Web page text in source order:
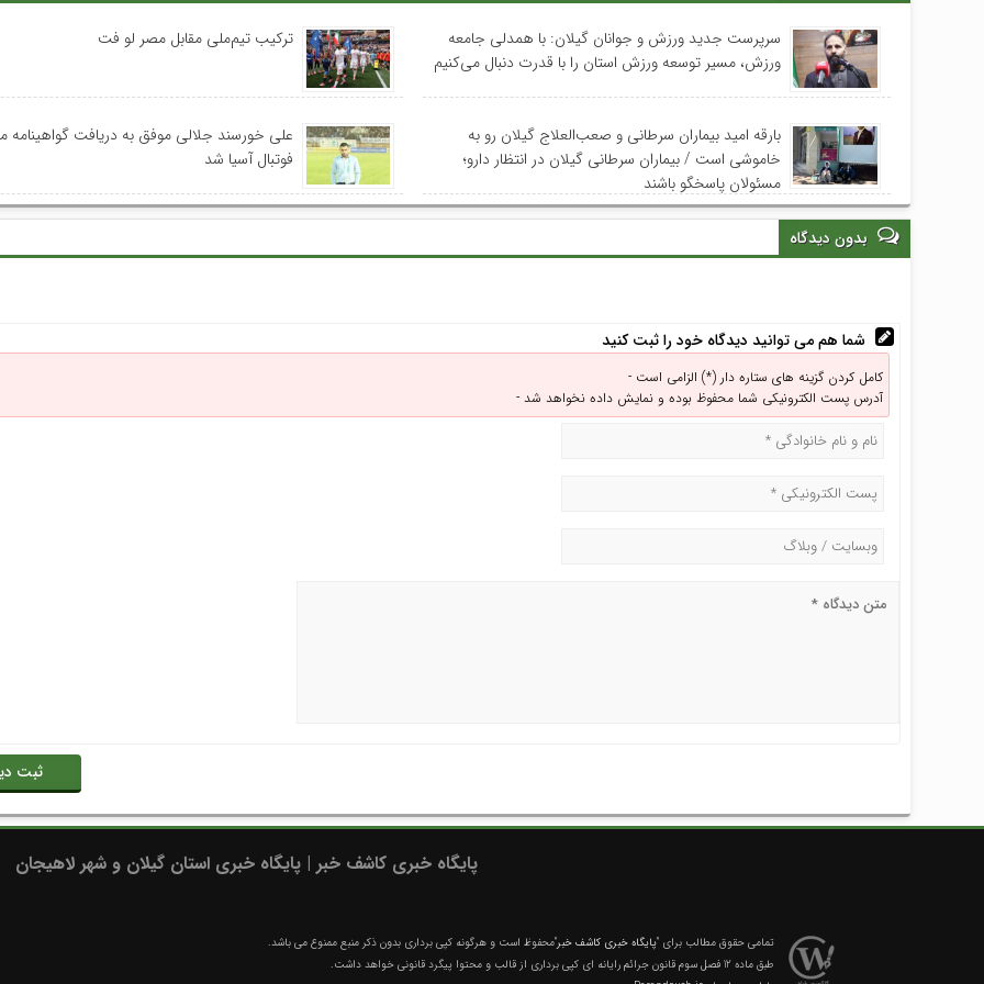
سرپرست جدید ورزش و جوانان گیلان: با همدلی جامعه
ورزش، مسیر توسعه ورزش استان را با قدرت دنبال می‌کنیم
ترکیب تیم‌ملی مقابل مصر لو فت
بارقه امید بیماران سرطانی و صعب‌العلاج گیلان رو به
خاموشی است / بیماران سرطانی گیلان در انتظار دارو؛
مسئولان پاسخگو باشند
علی خورسند جلالی موفق به دریافت گواهینامه
فوتبال آسیا شد
بدون دیدگاه
شما هم می توانید دیدگاه خود را ثبت کنید
کامل کردن گزینه های ستاره دار (*) الزامی است -
آدرس پست الکترونیکی شما محفوظ بوده و نمایش داده نخواهد شد -
پایگاه خبری کاشف خبر | پایگاه خبری استان گیلان و شهر لاهیجان
تمامی حقوق مطالب برای "پایگاه خبری کاشف خبر"محفوظ است و هرگونه کپی برداری بدون ذکر منبع ممنوع می باشد.
طبق ماده 12 فصل سوم قانون جرائم رایانه ای کپی برداری از قالب و محتوا پیگرد قانونی خواهد داشت.